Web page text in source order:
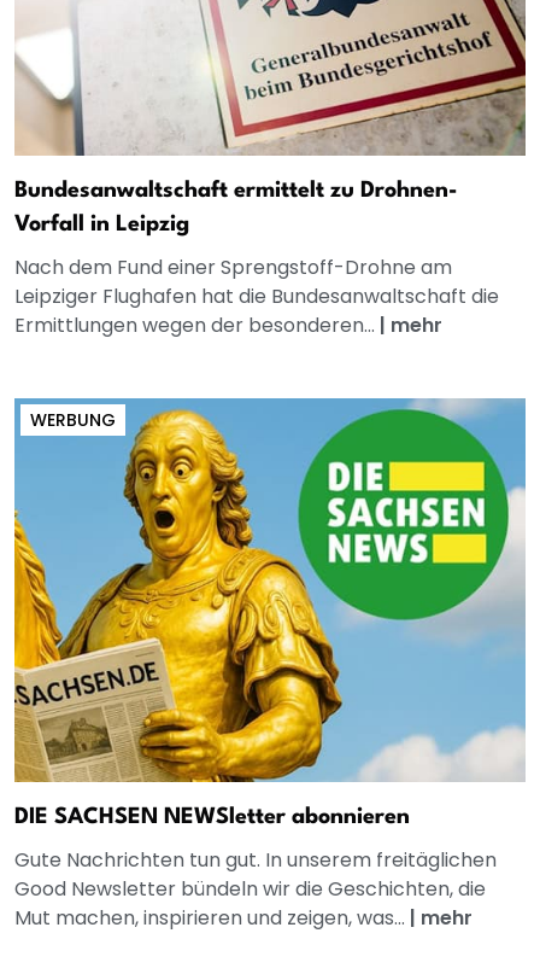
Bundesanwaltschaft ermittelt zu Drohnen-
Vorfall in Leipzig
Nach dem Fund einer Sprengstoff-Drohne am
Leipziger Flughafen hat die Bundesanwaltschaft die
Ermittlungen wegen der besonderen... | mehr
WERBUNG
DIE SACHSEN NEWSletter abonnieren
Gute Nachrichten tun gut. In unserem freitäglichen
Good Newsletter bündeln wir die Geschichten, die
Mut machen, inspirieren und zeigen, was... | mehr